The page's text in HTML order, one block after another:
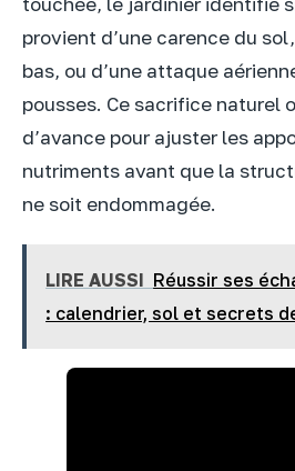
provient d’une carence du
bas, ou d’une attaque
pousses. Ce sacrifice naturel
d’avance pour ajuster les
nutriments avant que la
ne soit endommagée.
LIRE AUSSI Réussir ses
: calendrier, sol et secrets